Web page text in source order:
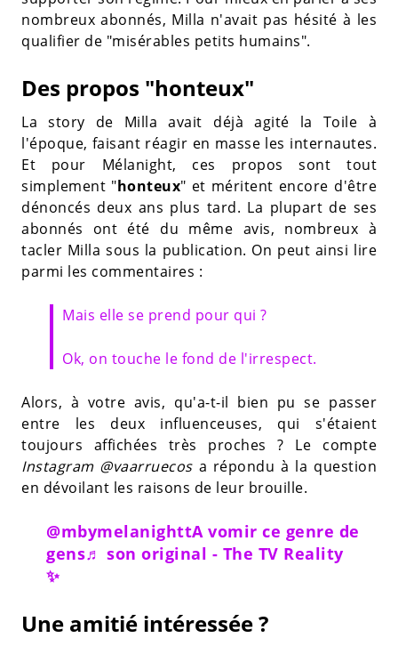
nombreux abonnés, Milla n'avait pas hésité à les
qualifier de "misérables petits humains".
Des propos "honteux"
La story de Milla avait déjà agité la Toile à
l'époque, faisant réagir en masse les internautes.
Et pour Mélanight, ces propos sont tout
simplement "honteux" et méritent encore d'être
dénoncés deux ans plus tard. La plupart de ses
abonnés ont été du même avis, nombreux à
tacler Milla sous la publication. On peut ainsi lire
parmi les commentaires :
Mais elle se prend pour qui ?
Ok, on touche le fond de l'irrespect.
Alors, à votre avis, qu'a-t-il bien pu se passer
entre les deux influenceuses, qui s'étaient
toujours affichées très proches ? Le compte
Instagram @vaarruecosa répondu à la question
en dévoilant les raisons de leur brouille.
@mbymelanighttA vomir ce genre de
gens♬ son original - The TV Reality
✨
Une amitié intéressée ?